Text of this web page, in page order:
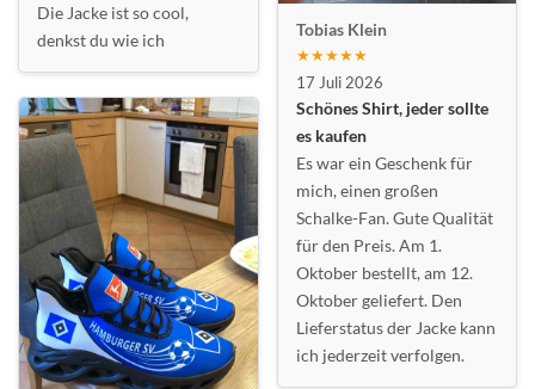
Die Jacke ist so cool,
denkst du wie ich
Tobias Klein
★★★★★
17 Juli 2026
Schönes Shirt, jeder sollte
es kaufen
Es war ein Geschenk für
mich, einen großen
Schalke-Fan. Gute Qualität
für den Preis. Am 1.
Oktober bestellt, am 12.
Oktober geliefert. Den
Lieferstatus der Jacke kann
ich jederzeit verfolgen.